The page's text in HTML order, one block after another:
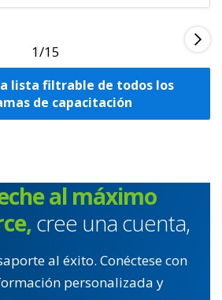
1
lista filtrable de todos los
de capacitación
al máximo
cree una cuenta,
al éxito. Conéctese con
personalizada y